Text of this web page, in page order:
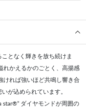
となく輝きを放ち続けま
れかえるかのごとく、高揚感
ければ強いほど共鳴し響き合
が込められています。
star®” ダイヤモンドが周囲の